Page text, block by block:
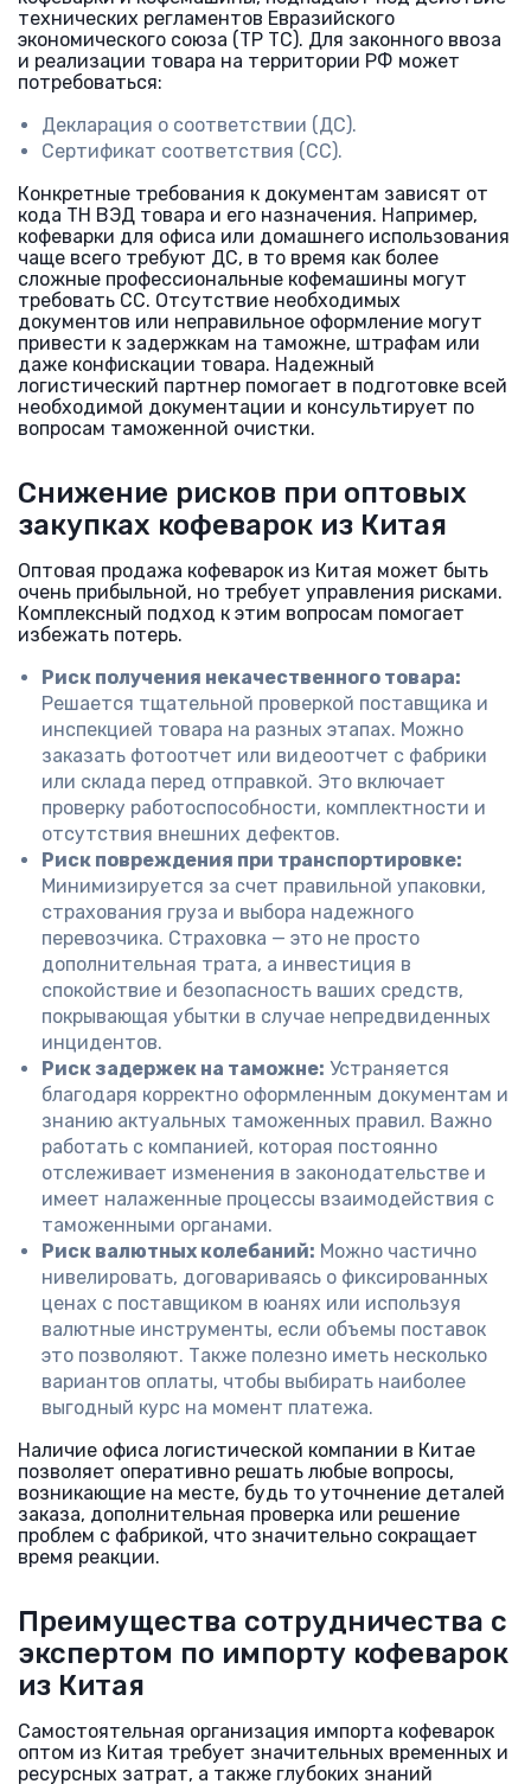
технических регламентов Евразийского
экономического союза (ТР ТС). Для законного ввоза
и реализации товара на территории РФ может
потребоваться:
Декларация о соответствии (ДС).
Сертификат соответствия (СС).
Конкретные требования к документам зависят от
кода ТН ВЭД товара и его назначения. Например,
кофеварки для офиса или домашнего использования
чаще всего требуют ДС, в то время как более
сложные профессиональные кофемашины могут
требовать СС. Отсутствие необходимых
документов или неправильное оформление могут
привести к задержкам на таможне, штрафам или
даже конфискации товара. Надежный
логистический партнер помогает в подготовке всей
необходимой документации и консультирует по
вопросам таможенной очистки.
Снижение рисков при оптовых
закупках кофеварок из Китая
Оптовая продажа кофеварок из Китая может быть
очень прибыльной, но требует управления рисками.
Комплексный подход к этим вопросам помогает
избежать потерь.
Риск получения некачественного товара:
Решается тщательной проверкой поставщика и
инспекцией товара на разных этапах. Можно
заказать фотоотчет или видеоотчет с фабрики
или склада перед отправкой. Это включает
проверку работоспособности, комплектности и
отсутствия внешних дефектов.
Риск повреждения при транспортировке:
Минимизируется за счет правильной упаковки,
страхования груза и выбора надежного
перевозчика. Страховка — это не просто
дополнительная трата, а инвестиция в
спокойствие и безопасность ваших средств,
покрывающая убытки в случае непредвиденных
инцидентов.
Риск задержек на таможне: Устраняется
благодаря корректно оформленным документам и
знанию актуальных таможенных правил. Важно
работать с компанией, которая постоянно
отслеживает изменения в законодательстве и
имеет налаженные процессы взаимодействия с
таможенными органами.
Риск валютных колебаний: Можно частично
нивелировать, договариваясь о фиксированных
ценах с поставщиком в юанях или используя
валютные инструменты, если объемы поставок
это позволяют. Также полезно иметь несколько
вариантов оплаты, чтобы выбирать наиболее
выгодный курс на момент платежа.
Наличие офиса логистической компании в Китае
позволяет оперативно решать любые вопросы,
возникающие на месте, будь то уточнение деталей
заказа, дополнительная проверка или решение
проблем с фабрикой, что значительно сокращает
время реакции.
Преимущества сотрудничества с
экспертом по импорту кофеварок
из Китая
Самостоятельная организация импорта кофеварок
оптом из Китая требует значительных временных и
ресурсных затрат, а также глубоких знаний